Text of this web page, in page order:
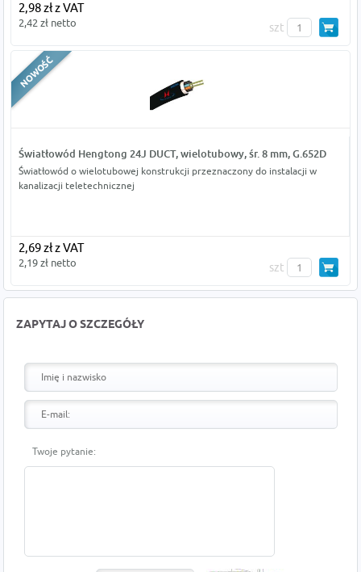
2,98 zł z VAT
2,42 zł netto szt
Światłowód Hengtong 24J DUCT, wielotubowy, śr. 8 mm, G.652D
Światłowód o wielotubowej konstrukcji przeznaczony do instalacji w
kanalizacji teletechnicznej
2,69 zł z VAT
2,19 zł netto szt
ZAPYTAJ O SZCZEGÓŁY
Twoje pytanie: